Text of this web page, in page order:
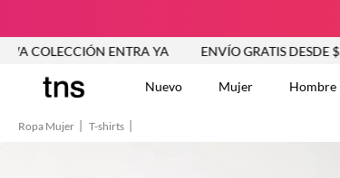
ENTRA YA ENVÍO GRATIS DESDE $250.000
Nuevo Mujer Hombre
Ropa Mujer T-shirts